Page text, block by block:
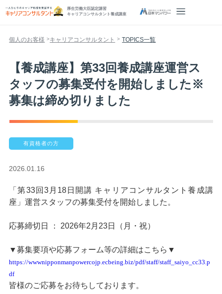
厚生労働大臣認定講習
キャリアコンサルタント養成講座
個人のお客様 キャリアコンサルタント TOPICS一覧
【養成講座】第33回養成講座運営ス
タッフの募集受付を開始しました※
募集は締め切りました
有資格者の方
2026.01.16
「第33回3月18日開講 キャリアコンサルタント養成講
座」運営スタッフの募集受付を開始しました。
応募締切日 ： 2026年2月23日（月・祝）
▼募集要項や応募フォーム等の詳細はこちら▼
https://wwwnipponmanpowercojp.ecbeing.biz/pdf/staff/staff_saiyo_cc33.p
df
皆様のご応募をお待ちしております。